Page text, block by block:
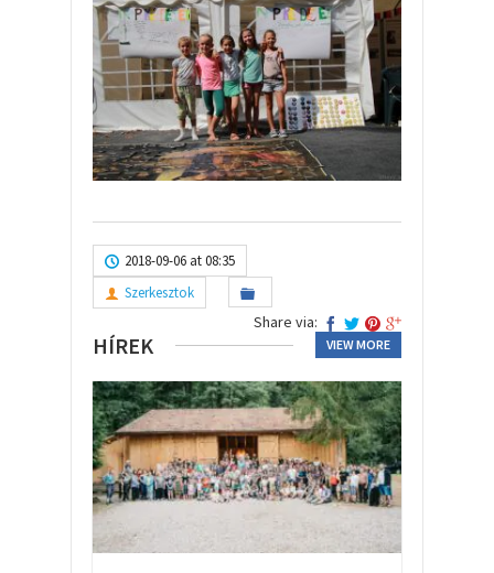
2018-09-06 at 08:35
Szerkesztok
Share via:
HÍREK VIEW MORE